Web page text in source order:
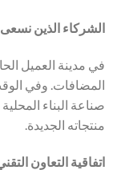
الشركاء الذين نسعى
في مدينة العميل
المضافات. وفي
صناعة البناء
منتجاته الجديدة.
اتفاقية التعاون